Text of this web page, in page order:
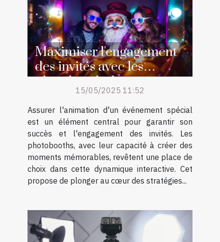
Maximiser l'engagement
des invités avec les
photobooths lors
d'événements spéciaux
15/05/2025 11:52
Assurer l'animation d'un événement spécial
est un élément central pour garantir son
succès et l'engagement des invités. Les
photobooths, avec leur capacité à créer des
moments mémorables, revêtent une place de
choix dans cette dynamique interactive. Cet
propose de plonger au cœur des stratégies...